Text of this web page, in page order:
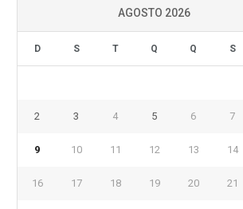
AGOSTO 2026
D S T Q Q S
2 3 4 5 6 7
9 10 11 12 13 14
16 17 18 19 20 21